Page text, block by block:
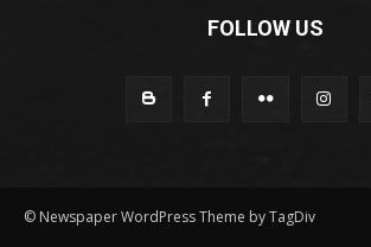
FOLLOW US
© Newspaper WordPress Theme by TagDiv